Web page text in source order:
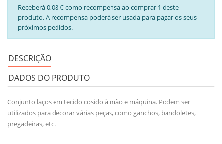
Receberá 0,08 € como recompensa ao comprar 1 deste
produto. A recompensa poderá ser usada para pagar os seus
próximos pedidos.
DESCRIÇÃO
DADOS DO PRODUTO
Conjunto laços em tecido cosido à mão e máquina. Podem ser
utilizados para decorar várias peças, como ganchos, bandoletes,
pregadeiras, etc.